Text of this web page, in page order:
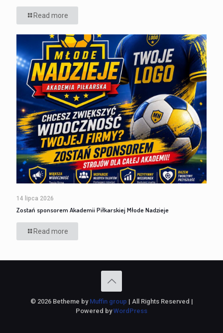
Read more
14 lipca 2026
Zostań sponsorem Akademii Piłkarskiej Młode Nadzieje
Read more
© 2026 Betheme by Muffin group | All Rights Reserved |
Powered byWordPress